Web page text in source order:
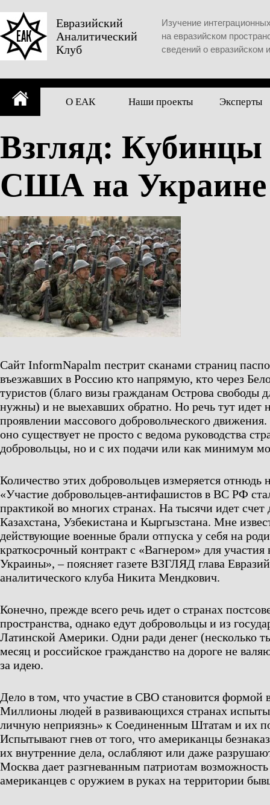
to
content
Евразийский
Аналитический
Клуб
Изучение
на евразийском
сведений о евразийском
О ЕАК Наши проекты Эксперты
Взгляд: Кубинцы
США на Украине
Сайт InformNapalm пестрит сканами страниц
въезжавших в Россию кто напрямую, кто через
туристов (благо визы гражданам Острова свободы
нужны) и не выехавших обратно. Но речь тут идет
проявлении массового добровольческого
оно существует не просто с ведома руководства
добровольцы, но и с их подачи или как минимум
Количество этих добровольцев измеряется отнюдь
«Участие добровольцев-антифашистов в ВС РФ
практикой во многих странах. На тысячи идет счет
Казахстана, Узбекистана и Кыргызстана. Мне
действующие военные брали отпуска у себя на
краткосрочный контракт с «Вагнером» для
Украины», – поясняет газете ВЗГЛЯД глава
аналитического клуба Никита Мендкович.
Конечно, прежде всего речь идет о странах
пространства, однако едут добровольцы и из
Латинской Америки. Одни ради денег (несколько
месяц и российское гражданство на дороге не
за идею.
Дело в том, что участие в СВО становится формой
Миллионы людей в развивающихся странах
личную неприязнь» к Соединенным Штатам и их
Испытывают гнев от того, что американцы
их внутренние дела, ослабляют или даже
Москва дает разгневанным патриотам возможность
американцев с оружием в руках на территории